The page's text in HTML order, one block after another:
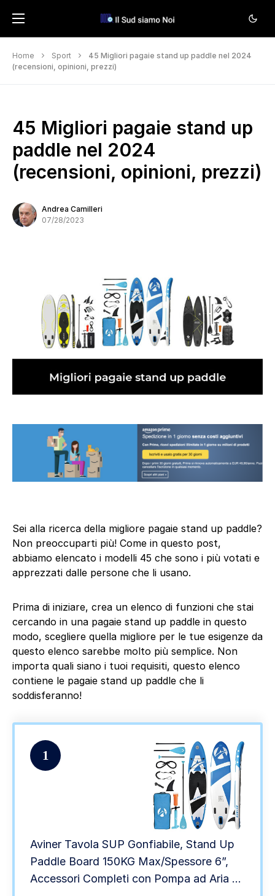
Home Sport
45 Migliori pagaie stand up paddle nel 2024
(recensioni, opinioni, prezzi)
45 Migliori pagaie stand up
paddle nel 2024
(recensioni, opinioni, prezzi)
Andrea Camilleri
07/28/2023
Sei alla ricerca della migliore pagaie stand up paddle?
Non preoccuparti più! Come in questo post,
abbiamo elencato i modelli 45 che sono i più votati e
apprezzati dalle persone che li usano.
Prima di iniziare, crea un elenco di funzioni che stai
cercando in una pagaie stand up paddle in questo
modo, scegliere quella migliore per le tue esigenze da
questo elenco sarebbe molto più semplice. Non
importa quali siano i tuoi requisiti, questo elenco
contiene le pagaie stand up paddle che li
soddisferanno!
1
Aviner Tavola SUP Gonfiabile, Stand Up
Paddle Board 150KG Max/Spessore 6”,
Accessori Completi con Pompa ad Aria e